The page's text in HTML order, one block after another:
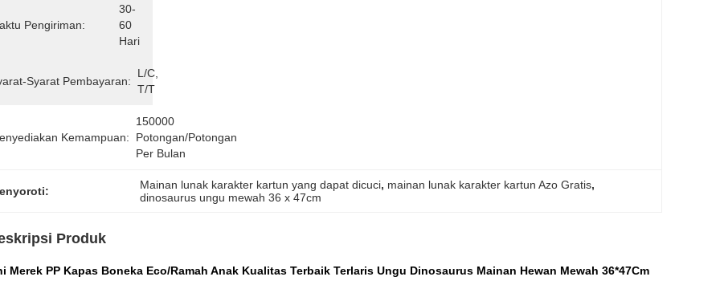
Pengiriman:
30-
60
Hari
Syarat Pembayaran:
L/C,
T/T
Kemampuan:
150000
Potongan/potongan
Per Bulan
Mainan lunak karakter kartun yang dapat dicuci, mainan lunak karakter kartun Azo Gratis,
dinosaurus ungu mewah 36 x 47cm
Produk
Merek PP Kapas Boneka Eco/Ramah Anak Kualitas Terbaik Terlaris Ungu Dinosaurus Mainan Hewan Mewah 36*47Cm